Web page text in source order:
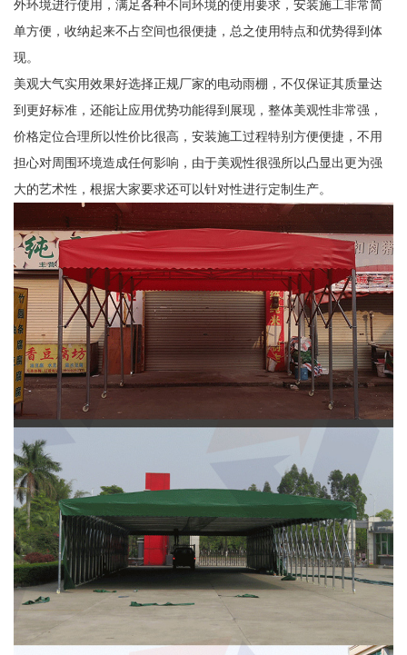
外环境进行使用，满足各种不同环境的使用要求，安装施工非常简
单方便，收纳起来不占空间也很便捷，总之使用特点和优势得到体
现。
美观大气实用效果好选择正规厂家的电动雨棚，不仅保证其质量达
到更好标准，还能让应用优势功能得到展现，整体美观性非常强，
价格定位合理所以性价比很高，安装施工过程特别方便便捷，不用
担心对周围环境造成任何影响，由于美观性很强所以凸显出更为强
大的艺术性，根据大家要求还可以针对性进行定制生产。